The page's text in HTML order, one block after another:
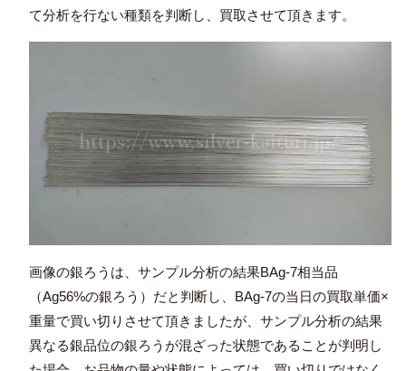
て分析を行ない種類を判断し、買取させて頂きます。
画像の銀ろうは、サンプル分析の結果BAg-7相当品
（Ag56%の銀ろう）だと判断し、BAg-7の当日の買取単価×
重量で買い切りさせて頂きましたが、サンプル分析の結果
異なる銀品位の銀ろうが混ざった状態であることが判明し